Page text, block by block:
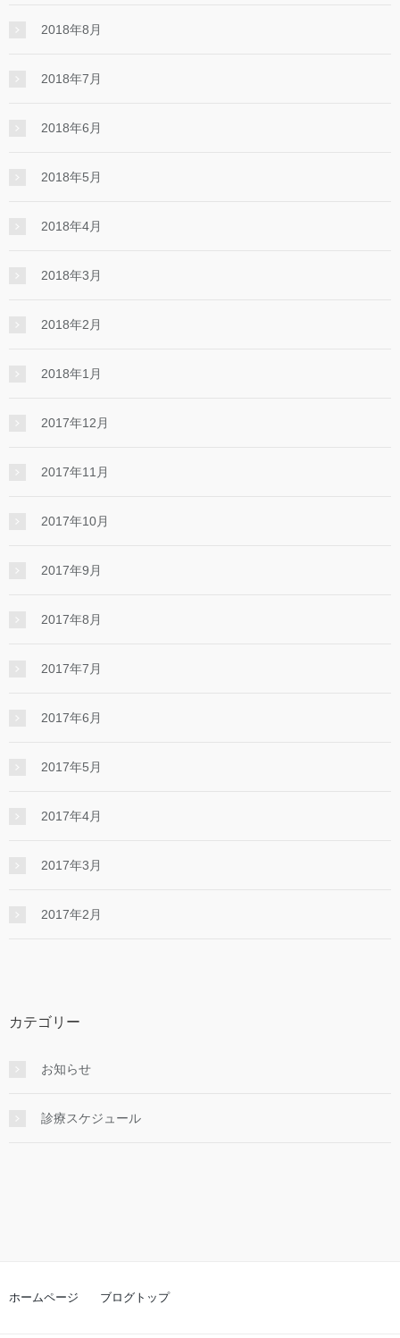
2018年8月
2018年7月
2018年6月
2018年5月
2018年4月
2018年3月
2018年2月
2018年1月
2017年12月
2017年11月
2017年10月
2017年9月
2017年8月
2017年7月
2017年6月
2017年5月
2017年4月
2017年3月
2017年2月
カテゴリー
お知らせ
診療スケジュール
ホームページ ブログトップ